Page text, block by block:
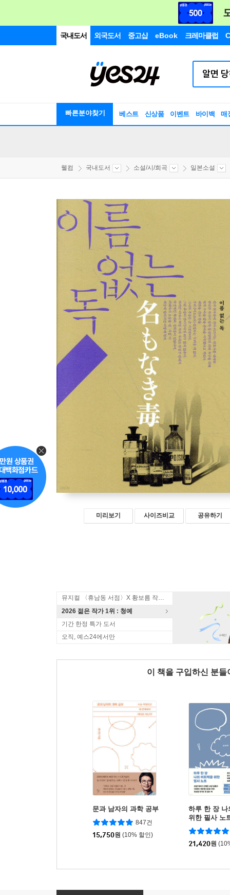
국내도서 외국도서 중고샵 eBook 크레마클럽
빠른분야찾기 베스트 신상품 이벤트 바이백 매
웰컴 국내도서 소설/시/희곡 일본소설
미리보기 사이즈비교 공유하기
뮤지컬 〈휴남동 서점〉X 황보름 작가 북토크
2026 젊은 작가 1위 : 청예
기간 한정 특가 도서
오직, 예스24에서만
이 책을 구입하신 분
문과 남자의 과학 공부
847건
15,750원 (10% 할인)
하루 한 장 나
위한 필사 노
21,420원